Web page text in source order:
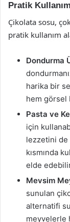
Pratik
Çikolata sosu,
pratik kullanım
Dondurma
harika bir
hem görsel
Pasta ve
için
lezzetini de
kısmında
elde
Mevsim
sunulan
alternatifi
meyvelerle